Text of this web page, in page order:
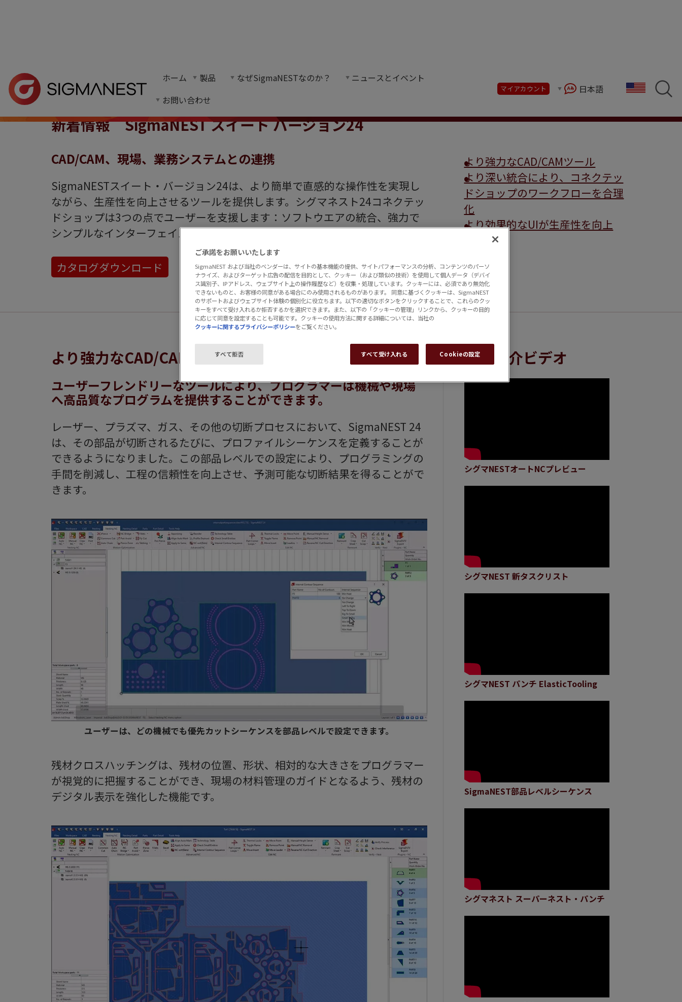
ホーム 製品 なぜSigmaNESTなのか？
ニュースとイベント
お問い合わせ
マイアカウント 日本語
ホーム
SigmaNEST24スイートの最新リリースには、より強力なCAD/CAMツール、統合されたショップワークフロー、そして生産性と品質を向上さ
最新リリース - 新着情報
お問い合わせ
新着情報 SigmaNEST スイート バージョン24
CAD/CAM、現場、業務システムとの連携
SigmaNESTスイート・バージョン24は、より簡単で直感的な操作性を実現し
ながら、生産性を向上させるツールを提供します。シグマネスト24コネクテッ
ドショップは3つの点でユーザーを支援します：ソフトウエアの統合、強力で
シンプルなインターフェイス、そして機械への高品質なプログラム出力です。
カタログダウンロード
より強力なCAD/CAMツール
より深い統合により、コネクテッ
ドショップのワークフローを合理
化
より効果的なUIが生産性を向上
より強力なCAD/CAMツール
ユーザーフレンドリーなツールにより、プログラマーは機械や現場
へ高品質なプログラムを提供することができます。
レーザー、プラズマ、ガス、その他の切断プロセスにおいて、SigmaNEST 24
は、その部品が切断されるたびに、プロファイルシーケンスを定義することが
できるようになりました。この部品レベルでの設定により、プログラミングの
手間を削減し、工程の信頼性を向上させ、予測可能な切断結果を得ることがで
きます。
ユーザーは、どの機械でも優先カットシーケンスを部品レベルで設定できます。
残材クロスハッチングは、残材の位置、形状、相対的な大きさをプログラマー
が視覚的に把握することができ、現場の材料管理のガイドとなるよう、残材の
デジタル表示を強化した機能です。
製品紹介ビデオ
シグマNESTオートNCプレビュー
シグマNEST 新タスクリスト
シグマNEST パンチ ElasticTooling
SigmaNEST部品レベルシーケンス
シグマネスト スーパーネスト・パンチ
ご承諾をお願いいたします
SigmaNEST および当社のベンダーは、サイトの基本機能の提供、サイトパフォーマンスの分析、コンテンツのパーソ
ナライズ、およびターゲット広告の配信を目的として、クッキー（および類似の技術）を使用して個人データ（デバイ
ス識別子、IPアドレス、ウェブサイト上の操作履歴など）を収集・処理しています。クッキーには、必須であり無効化
できないものと、お客様の同意がある場合にのみ使用されるものがあります。 同意に基づくクッキーは、SigmaNEST
のサポートおよびウェブサイト体験の個別化に役立ちます。以下の適切なボタンをクリックすることで、これらのクッ
キーをすべて受け入れるか拒否するかを選択できます。また、以下の「クッキーの管理」リンクから、クッキーの目的
に応じて同意を設定することも可能です。クッキーの使用方法に関する詳細については、当社の
クッキーに関するプライバシーポリシーをご覧ください。
すべて拒否 すべて受け入れる Cookieの設定